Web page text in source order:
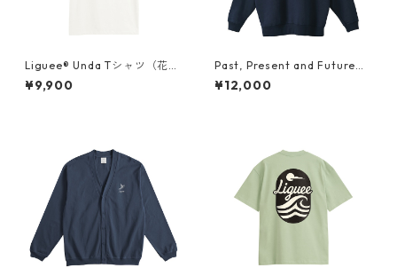
Liguee®️ Unda Tシャツ（花ロ
ゴ刺繍&バックプリント）
¥9,900
Past, Present and Future
"アタミ"（胸ロゴ刺繍&バック
プリント）スウェット
¥12,000